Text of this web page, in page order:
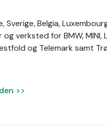
Sverige, Belgia,
verksted for BMW, MINI,
og Telemark samt
>>